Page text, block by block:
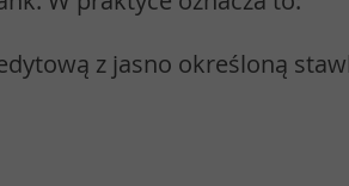
z jasno określoną